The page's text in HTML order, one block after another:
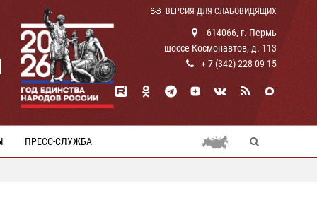
ВЕРСИЯ ДЛЯ СЛАБОВИДЯЩИХ
614066, г. Пермь
шоссе Космонавтов, д. 113
+ 7 (342) 228-09-15
ПРЕСС-СЛУЖБА